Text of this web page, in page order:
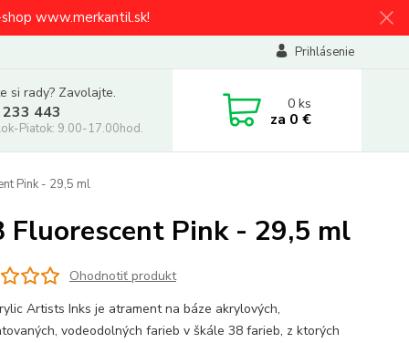
www.merkantil.sk!
Prihlásenie
si rady? Zavolajte.
443
Piatok: 9.00-17.00hod.
0ks
za 0 €
Pink - 29,5 ml
Fluorescent Pink - 29,5 ml
Ohodnotiť produkt
Artists Inks je atrament na báze akrylových,
vodeodolných farieb v škále 38 farieb, z ktorých